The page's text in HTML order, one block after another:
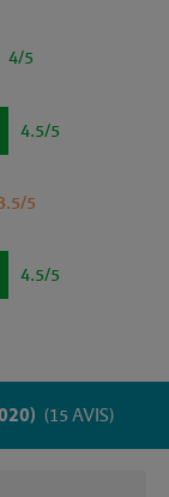
4/5
4.5/5
5
4.5/5
(15 AVIS)